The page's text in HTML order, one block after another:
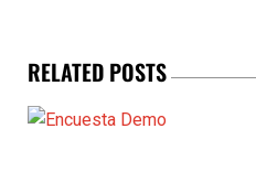
RELATED POSTS